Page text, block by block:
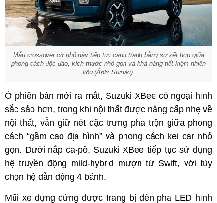
Mẫu crossover cỡ nhỏ này tiếp tục cạnh tranh bằng sự kết hợp giữa
phong cách độc đáo, kích thước nhỏ gọn và khả năng tiết kiệm nhiên
liệu (Ảnh: Suzuki).
Ở phiên bản mới ra mắt, Suzuki XBee có ngoại hình
sắc sảo hơn, trong khi nội thất được nâng cấp nhẹ về
nội thất, vẫn giữ nét đặc trưng pha trộn giữa phong
cách “gầm cao địa hình” và phong cách kei car nhỏ
gọn. Dưới nắp ca-pô, Suzuki XBee tiếp tục sử dụng
hệ truyền động mild-hybrid mượn từ Swift, với tùy
chọn hệ dẫn động 4 bánh.
Mũi xe dựng đứng được trang bị đèn pha LED hình